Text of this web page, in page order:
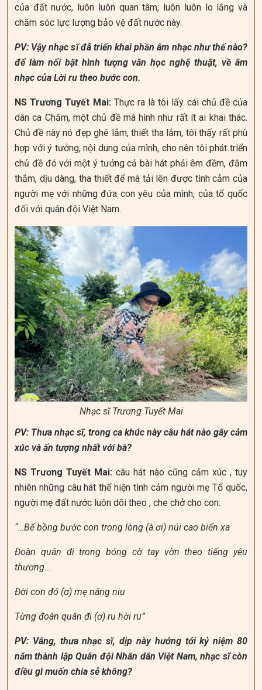
của đất nước, luôn luôn quan tâm, luôn luôn lo lắng và
chăm sóc lực lượng bảo vệ đất nước này.
PV: Vậy nhạc sĩ đã triển khai phần âm nhạc như thế nào?
để làm nổi bật hình tượng văn học nghệ thuật, về âm
nhạc của Lời ru theo bước con.
NS Trương Tuyết Mai: Thực ra là tôi lấy cái chủ đề của
dân ca Chăm, một chủ đề mà hình như rất ít ai khai thác.
Chủ đề này nó đẹp ghê lắm, thiết tha lắm, tôi thấy rất phù
hợp với ý tưởng, nội dung của mình, cho nên tôi phát triển
chủ đề đó với một ý tưởng cả bài hát phải êm đềm, đằm
thắm, dịu dàng, tha thiết để mà tải lên được tình cảm của
người mẹ với những đứa con yêu của mình, của tổ quốc
đối với quân đội Việt Nam.
Nhạc sĩ Trương Tuyết Mai
PV: Thưa nhạc sĩ, trong ca khúc này câu hát nào gây cảm
xúc và ấn tượng nhất với bà?
NS Trương Tuyết Mai:câu hát nào cũng cảm xúc , tuy
nhiên những câu hát thể hiện tình cảm người mẹ Tổ quốc,
người mẹ đất nước luôn dõi theo , che chở cho con:
“…Bế bồng bước con trong lòng (à ơi) núi cao biển xa
Đoàn quân đi trong bóng cờ tay vờn theo tiếng yêu
thương...
Đời con đó (ơ) mẹ nâng niu
Từng đoàn quân đi (ơ) ru hời ru”
PV: Vâng, thưa nhạc sĩ, dịp này hướng tới kỷ niệm 80
năm thành lập Quân đội Nhân dân Việt Nam, nhạc sĩ còn
điều gì muốn chia sẻ không?